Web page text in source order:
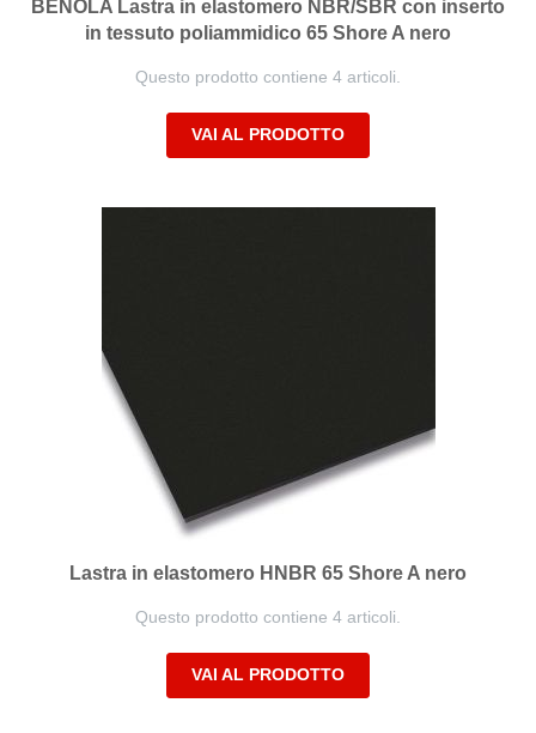
BENOLA Lastra in elastomero NBR/SBR con inserto
in tessuto poliammidico 65 Shore A nero
Questo prodotto contiene 4 articoli.
VAI AL PRODOTTO
Lastra in elastomero HNBR 65 Shore A nero
Questo prodotto contiene 4 articoli.
VAI AL PRODOTTO